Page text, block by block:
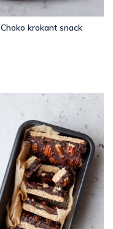
Choko krokant snack